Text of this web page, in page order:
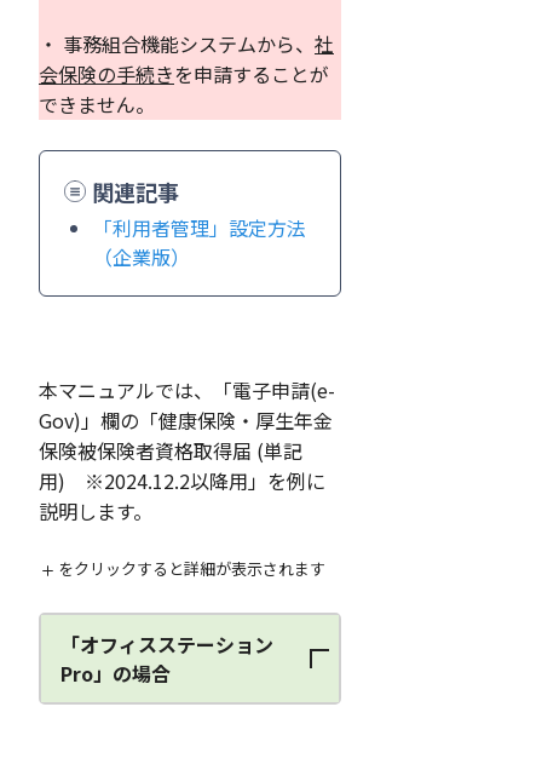
・ 事務組合機能システムから、 社
会保険の手続きを申請することが
できません。
関連記事
「利用者管理」設定方法
（企業版）
本マニュアルでは、「電子申請(e-
Gov)」欄の「健康保険・厚生年金
保険被保険者資格取得届 (単記
用) ※2024.12.2以降用」を例に
説明します。
をクリックすると詳細が表示されます
「オフィスステーション
Pro」の場合